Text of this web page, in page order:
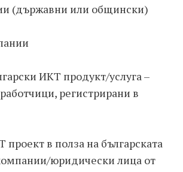
(държавни или общински)
ИКТ продукт/услуга –
регистрирани в
в полза на българската
юридически лица от